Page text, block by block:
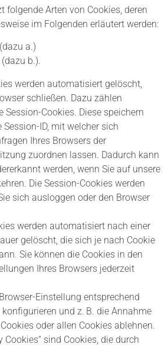
folgende Arten von Cookies, deren
im Folgenden erläutert werden:
a.)
b.).
werden automatisiert gelöscht,
schließen. Dazu zählen
Session-Cookies. Diese speichern
ID, mit welcher sich
Ihres Browsers der
zuordnen lassen. Dadurch kann
werden, wenn Sie auf unsere
Die Session-Cookies werden
sich ausloggen oder den Browser
werden automatisiert nach einer
gelöscht, die sich je nach Cookie
Sie können die Cookies in den
Ihres Browsers jederzeit
Einstellung entsprechend
und z. B. die Annahme
oder allen Cookies ablehnen.
Cookies“ sind Cookies, die durch